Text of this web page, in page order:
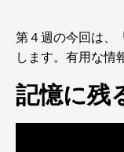
第４週の今回は、
します。有用な情
記憶に残